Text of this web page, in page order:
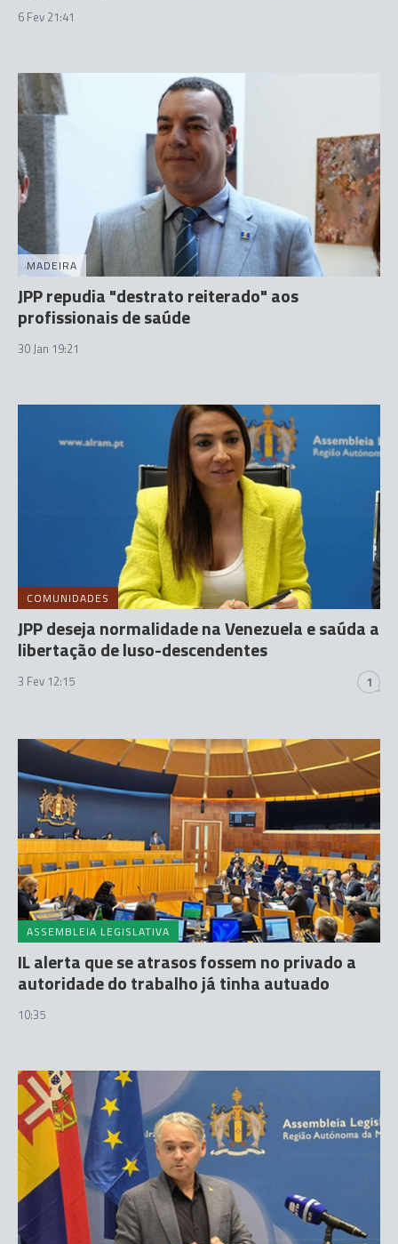
6 Fev 21:41
MADEIRA
JPP repudia "destrato reiterado" aos
profissionais de saúde
30 Jan 19:21
COMUNIDADES
JPP deseja normalidade na Venezuela e saúda a
libertação de luso-descendentes
3 Fev 12:15 1
ASSEMBLEIA LEGISLATIVA
IL alerta que se atrasos fossem no privado a
autoridade do trabalho já tinha autuado
10:35